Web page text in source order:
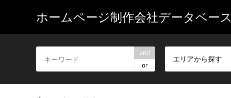
ホームページ制作会社データベース
and
or
エリアから探す